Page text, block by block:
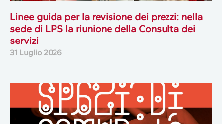
Linee guida per la revisione dei prezzi: nella
sede di LPS la riunione della Consulta dei
servizi
31 Luglio 2026